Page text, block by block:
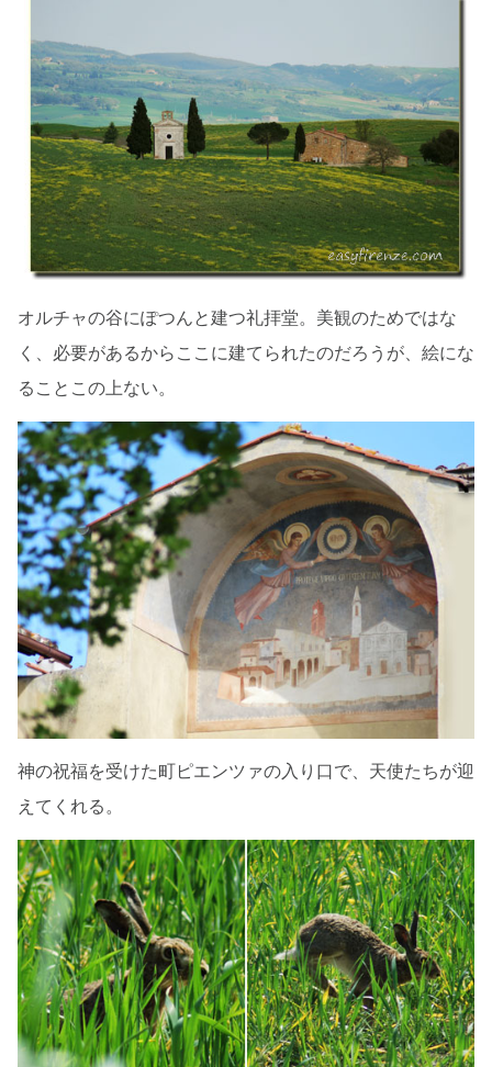
オルチャの谷にぽつんと建つ礼拝堂。美観のためではな
く、必要があるからここに建てられたのだろうが、絵にな
ることこの上ない。
神の祝福を受けた町ピエンツァの入り口で、天使たちが迎
えてくれる。